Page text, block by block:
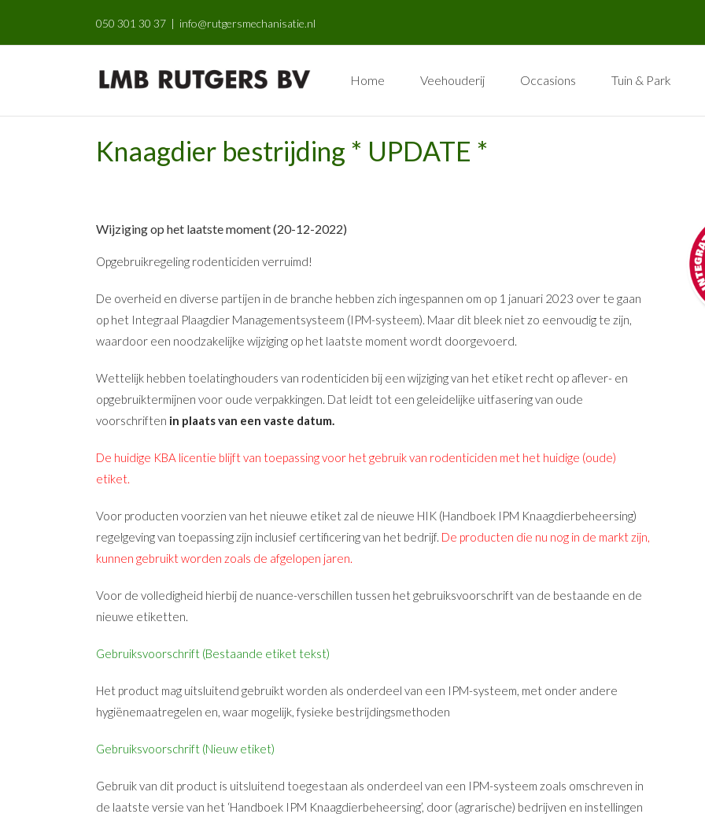
050 301 30 37 | info@rutgersmechanisatie.nl
Home Veehouderij Occasions Tuin & Park
Knaagdier bestrijding * UPDATE *
Wijziging op het laatste moment (20-12-2022)
Opgebruikregeling rodenticiden verruimd!
De overheid en diverse partijen in de branche hebben zich ingespannen om op 1 januari 2023 over te gaan
op het Integraal Plaagdier Managementsysteem (IPM-systeem). Maar dit bleek niet zo eenvoudig te zijn,
waardoor een noodzakelijke wijziging op het laatste moment wordt doorgevoerd.
Wettelijk hebben toelatinghouders van rodenticiden bij een wijziging van het etiket recht op aflever- en
opgebruiktermijnen voor oude verpakkingen. Dat leidt tot een geleidelijke uitfasering van oude
voorschriften in plaats van een vaste datum.
De huidige KBA licentie blijft van toepassing voor het gebruik van rodenticiden met het huidige (oude)
etiket.
Voor producten voorzien van het nieuwe etiket zal de nieuwe HIK (Handboek IPM Knaagdierbeheersing)
regelgeving van toepassing zijn inclusief certificering van het bedrijf. De producten die nu nog in de markt zijn,
kunnen gebruikt worden zoals de afgelopen jaren.
Voor de volledigheid hierbij de nuance-verschillen tussen het gebruiksvoorschrift van de bestaande en de
nieuwe etiketten.
Gebruiksvoorschrift (Bestaande etiket tekst)
Het product mag uitsluitend gebruikt worden als onderdeel van een IPM-systeem, met onder andere
hygiënemaatregelen en, waar mogelijk, fysieke bestrijdingsmethoden
Gebruiksvoorschrift (Nieuw etiket)
Gebruik van dit product is uitsluitend toegestaan als onderdeel van een IPM-systeem zoals omschreven in
de laatste versie van het ‘Handboek IPM Knaagdierbeheersing’, door (agrarische) bedrijven en instellingen